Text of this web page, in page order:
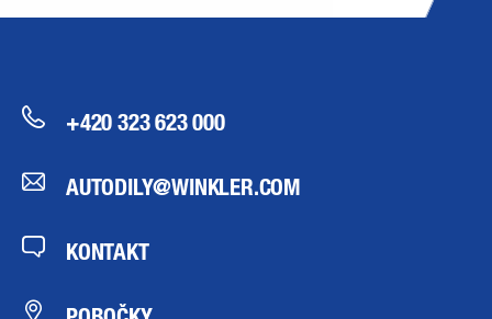
+420 323 623 000
AUTODILY@WINKLER.COM
KONTAKT